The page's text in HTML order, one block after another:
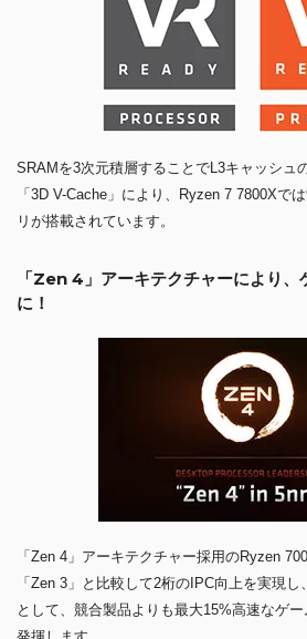
SRAMを3次元積層することでL3キャッシュ
「3D V-Cache」により、Ryzen 7 7800Xで
リが搭載されています。
「Zen 4」アーキテクチャーにより
に！
「Zen 4」アーキテクチャー採用のRyzen
「Zen 3」と比較して2桁のIPC向上を実現
として、競合製品よりも最大15%高速なゲ